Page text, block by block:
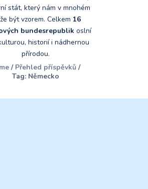
stát, který nám v mnohém
být vzorem. Celkem 16
bundesrepublik oslní
historií i nádhernou
přírodou.
Přehled příspěvků
Tag: Německo